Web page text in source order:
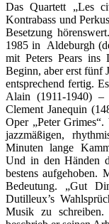
Das Quartett „Les
Kontrabass und
Besetzung
1985 in Aldeburgh
mit Peters Pears ins
Beginn, aber erst fünf
entsprechend fertig.
Alain (1911-1940) –
Clement Janequin
Oper „Peter
jazzmäßigen,
Minuten lange
Und in den Händen
bestens aufgehoben.
Bedeutung. „Gut
Dutilleux’s
Musik zu